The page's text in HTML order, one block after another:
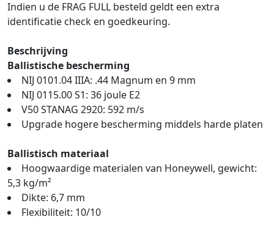
Indien u de FRAG FULL besteld geldt een extra
identificatie check en goedkeuring.
Beschrijving
Ballistische bescherming
NIJ 0101.04 IIIA: .44 Magnum en 9 mm
NIJ 0115.00 S1: 36 joule E2
V50 STANAG 2920: 592 m/s
Upgrade hogere bescherming middels harde platen
Ballistisch materiaal
Hoogwaardige materialen van Honeywell, gewicht:
5,3 kg/m²
Dikte: 6,7 mm
Flexibiliteit: 10/10